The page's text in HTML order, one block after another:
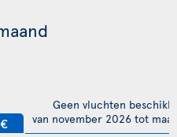
Geen vluchten
van november 2026 tot